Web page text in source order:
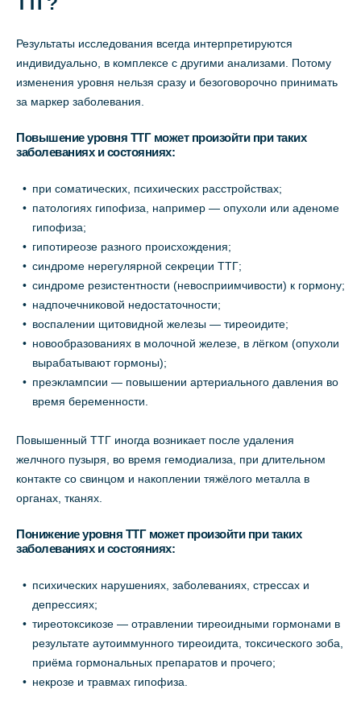
Результаты исследования всегда интерпретируются
индивидуально, в комплексе с другими анализами. Потому
изменения уровня нельзя сразу и безоговорочно принимать
за маркер заболевания.
Повышение уровня ТТГ может произойти при таких
заболеваниях и состояниях:
при соматических, психических расстройствах;
патологиях гипофиза, например — опухоли или аденоме
гипофиза;
гипотиреозе разного происхождения;
синдроме нерегулярной секреции ТТГ;
синдроме резистентности (невосприимчивости) к гормону;
надпочечниковой недостаточности;
воспалении щитовидной железы — тиреоидите;
новообразованиях в молочной железе, в лёгком (опухоли
вырабатывают гормоны);
преэклампсии — повышении артериального давления во
время беременности.
Повышенный ТТГ иногда возникает после удаления
желчного пузыря, во время гемодиализа, при длительном
контакте со свинцом и накоплении тяжёлого металла в
органах, тканях.
Понижение уровня ТТГ может произойти при таких
заболеваниях и состояниях:
психических нарушениях, заболеваниях, стрессах и
депрессиях;
тиреотоксикозе — отравлении тиреоидными гормонами в
результате аутоиммунного тиреоидита, токсического зоба,
приёма гормональных препаратов и прочего;
некрозе и травмах гипофиза.